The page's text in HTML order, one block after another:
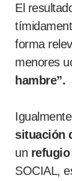
El
forma
menores
hambre”.
situación
un
SOCIAL,